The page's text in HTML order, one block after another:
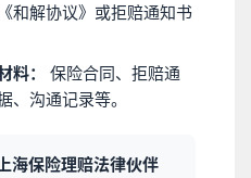
和解协议》或拒赔通知书
料：
保险合同、拒赔通
、沟通记录等。
保险理赔法律伙伴